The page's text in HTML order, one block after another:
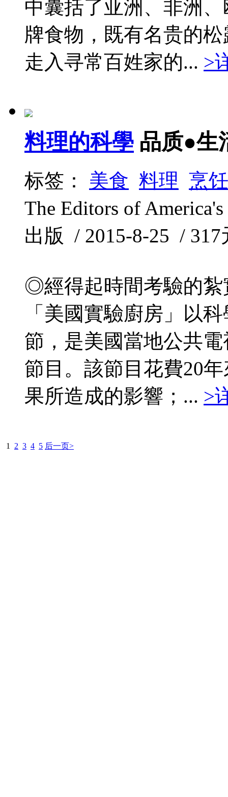
中囊括了亚洲、非洲
牌食物，既有名贵的
走入寻常百姓家的... >
料理的科學 品质●生
标签： 美食 料理 烹饪
The Editors of
出版 / 2015-8-25 /
◎經得起時間考驗的紮
「美國實驗廚房」以
節，是美國當地公共
節目。該節目花費20
果所造成的影響；... >
1 2 3 4 5 后一页>